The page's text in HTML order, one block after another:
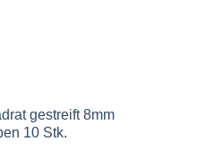
gestreift 8mm
10 Stk.